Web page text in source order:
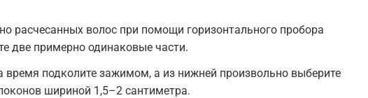
расчесанных волос при помощи горизонтального пробора
две примерно одинаковые части.
подколите зажимом, а из нижней произвольно выберите
шириной 1,5–2 сантиметра.